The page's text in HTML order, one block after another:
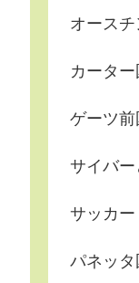
オース
カータ
ゲーツ
サイバー
サッカー
パネッ